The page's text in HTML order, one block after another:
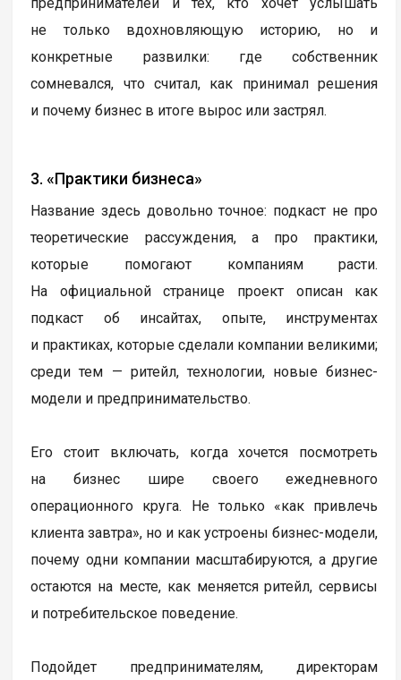
предпринимателей и тех, кто хочет услышать
не только вдохновляющую историю, но и
конкретные развилки: где собственник
сомневался, что считал, как принимал решения
и почему бизнес в итоге вырос или застрял.
3. «Практики бизнеса»
Название здесь довольно точное: подкаст не про
теоретические рассуждения, а про практики,
которые помогают компаниям расти.
На официальной странице проект описан как
подкаст об инсайтах, опыте, инструментах
и практиках, которые сделали компании великими;
среди тем — ритейл, технологии, новые бизнес-
модели и предпринимательство.
Его стоит включать, когда хочется посмотреть
на бизнес шире своего ежедневного
операционного круга. Не только «как привлечь
клиента завтра», но и как устроены бизнес-модели,
почему одни компании масштабируются, а другие
остаются на месте, как меняется ритейл, сервисы
и потребительское поведение.
Подойдет предпринимателям, директорам